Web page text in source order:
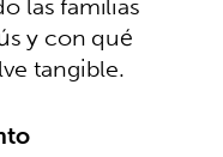
y con qué
tangible.